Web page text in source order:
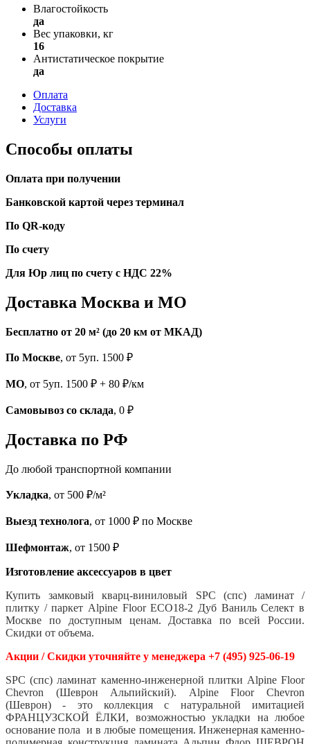
Влагостойкость
да
Вес упаковки, кг
16
Антистатическое покрытие
да
Оплата
Доставка
Услуги
Способы оплаты
Оплата при получении
Банковской картой через терминал
По QR-коду
По счету
Для Юр лиц по счету с НДС 22%
Доставка Москва и МО
Бесплатно от 20 м² (до 20 км от МКАД)
По Москве, от 5уп. 1500 ₽
МО, от 5уп. 1500 ₽ + 80 ₽/км
Самовывоз со склада, 0 ₽
Доставка по РФ
До любой транспортной компании
Укладка, от 500 ₽/м²
Выезд технолога, от 1000 ₽ по Москве
Шефмонтаж, от 1500 ₽
Изготовление аксессуаров в цвет
Купить замковый кварц-виниловый SPC (спс) ламинат /
плитку / паркет Alpine Floor ECO18-2 Дуб Ваниль Селект в
Москве по доступным ценам. Доставка по всей России.
Скидки от объема.
Акции / Скидки уточняйте у менеджера +7 (495) 925-06-19
SPC (спс) ламинат каменно-инженерной плитки Alpine Floor
Chevron (Шеврон Альпийский). Alpine Floor Chevron
(Шеврон) - это коллекция с натуральной имитацией
ФРАНЦУЗСКОЙ ЁЛКИ, возможностью укладки на любое
основание пола и в любые помещения. Инженерная каменно-